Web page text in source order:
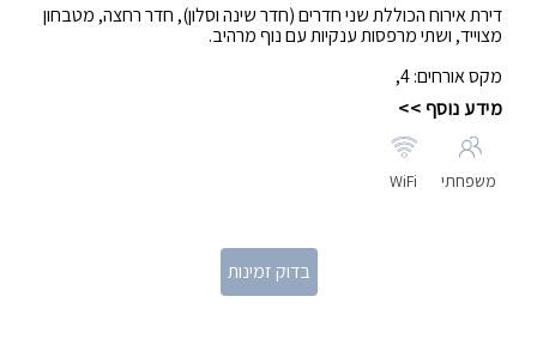
דירת אירוח הכוללת שני חדרים (חדר שינה וסלון), חדר רחצה, מטבחון
מצוייד, ושתי מרפסות ענקיות עם נוף מרהיב.
מקס אורחים:
4
,
מידע נוסף >>
משפחתי WiFi